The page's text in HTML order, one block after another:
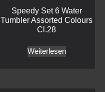
Speedy Set 6 Water
Tumbler Assorted Colours
Cl.28
Weiterlesen